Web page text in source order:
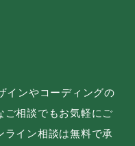
インやコーディングの
ご相談でもお気軽にご
ライン相談は無料で承